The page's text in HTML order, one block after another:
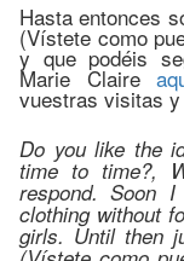
Hasta entonces
(Vístete como
y que podéis
Marie Claire
vuestras visitas
Do you like the
time to time?,
respond. Soon
clothing without
girls. Until then